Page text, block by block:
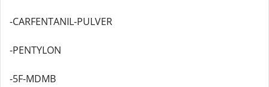
-CARFENTANIL-PULVER
-PENTYLON
-5F-MDMB